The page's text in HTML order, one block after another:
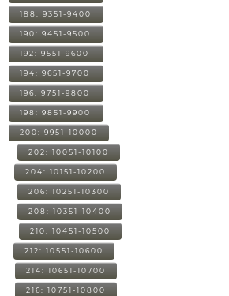
188: 9351-9400
190: 9451-9500
192: 9551-9600
194: 9651-9700
196: 9751-9800
198: 9851-9900
200: 9951-10000
202: 10051-10100
204: 10151-10200
206: 10251-10300
208: 10351-10400
210: 10451-10500
212: 10551-10600
214: 10651-10700
216: 10751-10800